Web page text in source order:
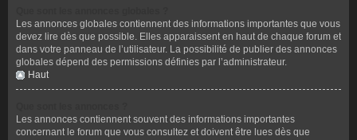
Les annonces globales contiennent des informations importantes que vous
devez lire dès que possible. Elles apparaissent en haut de chaque forum et
dans votre panneau de l’utilisateur. La possibilité de publier des annonces
globales dépend des permissions définies par l’administrateur.
Haut
Les annonces contiennent souvent des informations importantes
concernant le forum que vous consultez et doivent être lues dès que